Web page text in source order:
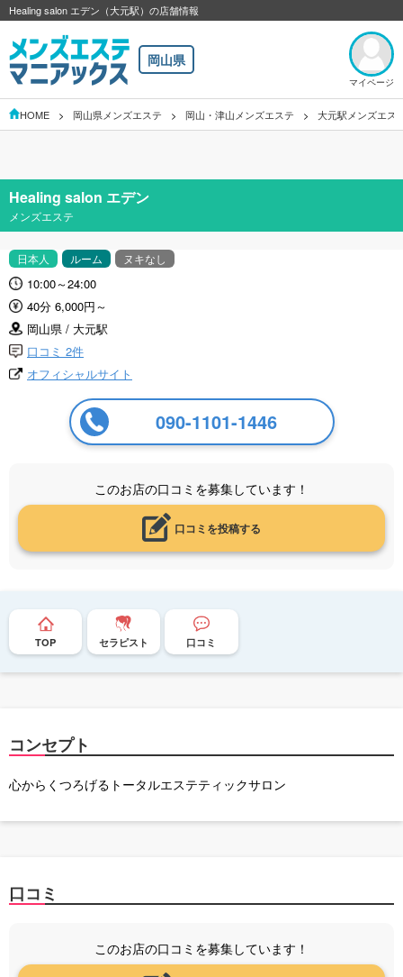
Healing salon エデン（大元駅）の店舗情報
岡山県
マイページ
HOME 岡山県メンズエステ 岡山・津山メンズエステ 大元駅メンズエス
Healing salon エデン
メンズエステ
日本人 ルーム ヌキなし
10:00～24:00
40分 6,000円～
岡山県 / 大元駅
口コミ 2件
オフィシャルサイト
090-1101-1446
このお店の口コミを募集しています！
口コミを投稿する
TOP セラピスト 口コミ
コンセプト
心からくつろげるトータルエステティックサロン
口コミ
このお店の口コミを募集しています！